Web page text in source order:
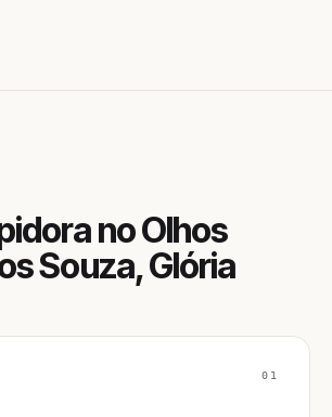
no Olhos
Souza, Glória
01